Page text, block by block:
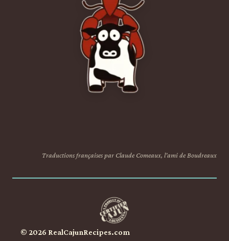
Traductions françaises par Claude Comeaux, l'ami de Boudreaux
© 2026 RealCajunRecipes.com